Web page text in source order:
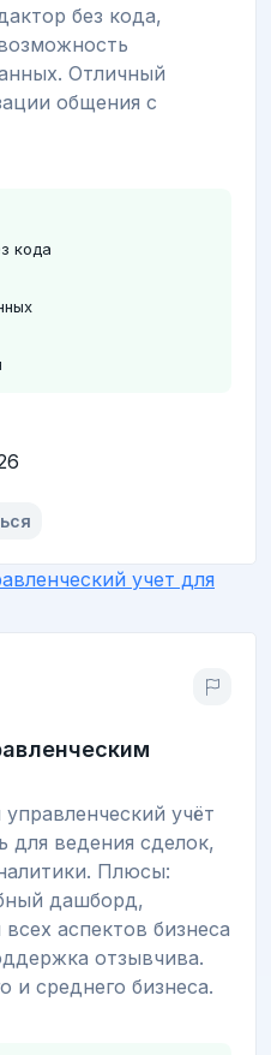
без кода,
Отличный
общения с
кода
учет для
учёт
для ведения сделок,
Плюсы:
дашборд,
аспектов бизнеса
отзывчива.
и среднего бизнеса.